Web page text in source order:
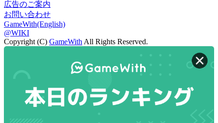
広告のご案内
お問い合わせ
GameWith(English)
@WIKI
Copyright (C) GameWith All Rights Reserved.